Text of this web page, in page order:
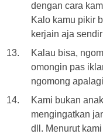
dengan cara
Kalo kamu pikir
kerjain aja
Kalau bisa,
omongin pas
ngomong
Kami bukan
mengingatkan
dll. Menurut